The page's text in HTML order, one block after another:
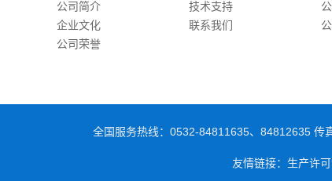
公司简介
企业文化
公司荣誉
技术支持
联系我们
全国服务热线：0532-84811635、84812635 传
友情链接：生产